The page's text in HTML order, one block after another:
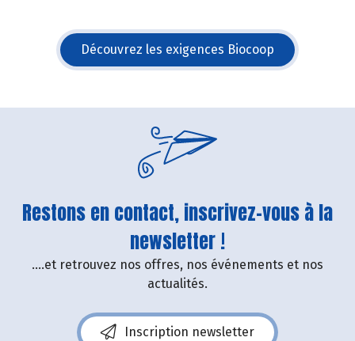
Découvrez les exigences Biocoop
(s'ouvre dans une nouvelle
Restons en contact, inscrivez-vous à la
newsletter !
....et retrouvez nos offres, nos événements et nos
actualités.
Inscription newsletter